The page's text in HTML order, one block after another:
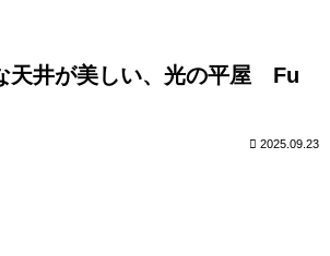
天井が美しい、光の平屋 Fu
2025.09.23